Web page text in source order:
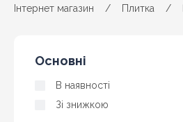
Інтернет магазин / Плитка /
Основні
В наявності
Зі знижкою